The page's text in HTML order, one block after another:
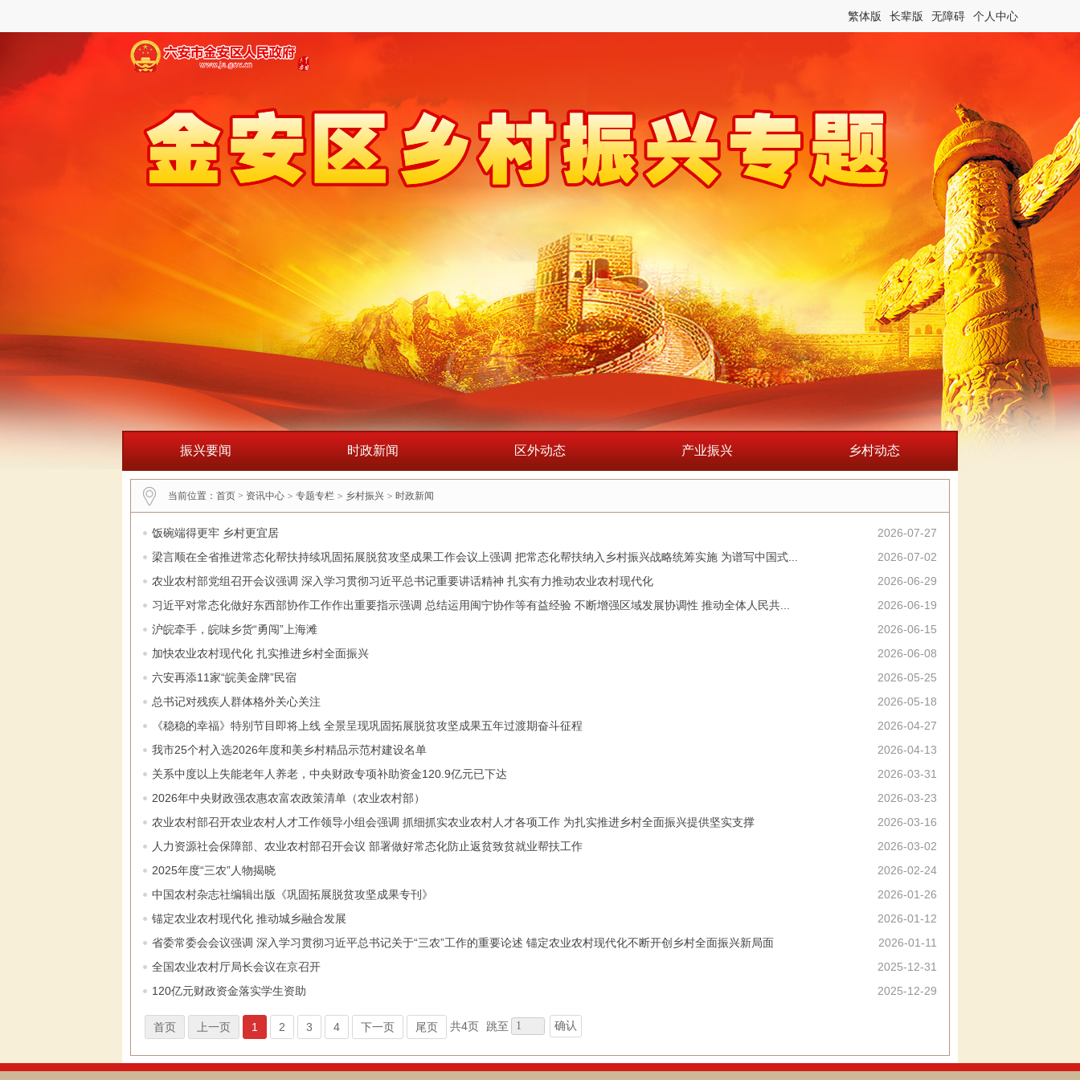
繁体版 长辈版 无障碍 个人中心
振兴要闻 时政新闻 区外动态 产业振兴 乡村动态
当前位置： 首页 > 资讯中心 > 专题专栏 > 乡村振兴 > 时政新闻
2026-07-27
饭碗端得更牢 乡村更宜居
2026-07-02
梁言顺在全省推进常态化帮扶持续巩固拓展脱贫攻坚成果工作会议上强调 把常态化帮扶纳入乡村振兴战略统筹实施 为谱写中国式...
2026-06-29
农业农村部党组召开会议强调 深入学习贯彻习近平总书记重要讲话精神 扎实有力推动农业农村现代化
2026-06-19
习近平对常态化做好东西部协作工作作出重要指示强调 总结运用闽宁协作等有益经验 不断增强区域发展协调性 推动全体人民共...
2026-06-15
沪皖牵手，皖味乡货“勇闯”上海滩
2026-06-08
加快农业农村现代化 扎实推进乡村全面振兴
2026-05-25
六安再添11家“皖美金牌”民宿
2026-05-18
总书记对残疾人群体格外关心关注
2026-04-27
《稳稳的幸福》特别节目即将上线 全景呈现巩固拓展脱贫攻坚成果五年过渡期奋斗征程
2026-04-13
我市25个村入选2026年度和美乡村精品示范村建设名单
2026-03-31
关系中度以上失能老年人养老，中央财政专项补助资金120.9亿元已下达
2026-03-23
2026年中央财政强农惠农富农政策清单（农业农村部）
2026-03-16
农业农村部召开农业农村人才工作领导小组会强调 抓细抓实农业农村人才各项工作 为扎实推进乡村全面振兴提供坚实支撑
2026-03-02
人力资源社会保障部、农业农村部召开会议 部署做好常态化防止返贫致贫就业帮扶工作
2026-02-24
2025年度“三农”人物揭晓
2026-01-26
中国农村杂志社编辑出版《巩固拓展脱贫攻坚成果专刊》
2026-01-12
锚定农业农村现代化 推动城乡融合发展
2026-01-11
省委常委会会议强调 深入学习贯彻习近平总书记关于“三农”工作的重要论述 锚定农业农村现代化不断开创乡村全面振兴新局面
2025-12-31
全国农业农村厅局长会议在京召开
2025-12-29
120亿元财政资金落实学生资助
首页 上一页 1 2 3 4 下一页 尾页 共4页 跳至 确认